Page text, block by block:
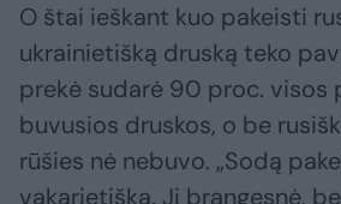
O štai ieškant kuo pakeisti
ukrainietišką druską teko
prekė sudarė 90 proc. visos
buvusios druskos, o be
rūšies nė nebuvo. „Sodą
vakarietiška. Ji brangesnė,